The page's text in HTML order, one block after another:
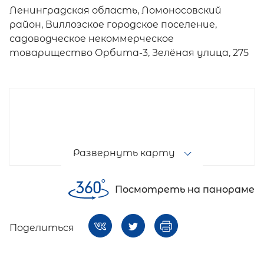
Ленинградская область, Ломоносовский
район, Виллозское городское поселение,
садоводческое некоммерческое
товарищество Орбита-3, Зелёная улица, 275
Развернуть карту
Посмотреть на панораме
Поделиться